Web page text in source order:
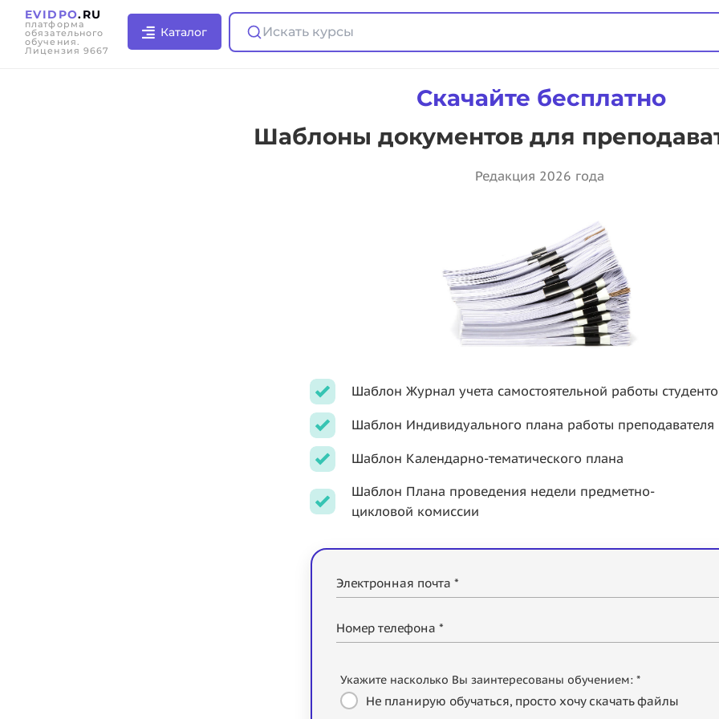
EVIDPO.RU
платформа
обязательного
обучения.
Лицензия 9667
Каталог Искать курсы
Скачайте бесплатно
Шаблоны документов для
Редакция 2026 года
Шаблон Журнал учета самостоятельной работы
Шаблон Индивидуального плана работы преподавателя
Шаблон Календарно-тематического плана
Шаблон Плана проведения недели предметно-
цикловой комиссии
Электронная почта *
Номер телефона *
Укажите насколько Вы заинтересованы обучением: *
Не планирую обучаться, просто хочу скачать файлы